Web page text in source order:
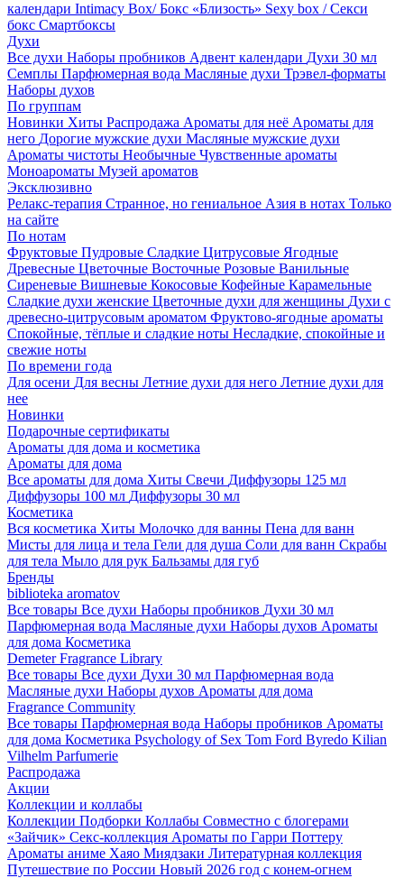
календари Intimacy Box/ Бокс «Близость» Sexy box / Секси
бокс Смартбоксы
Духи
Все духи Наборы пробников Адвент календари Духи 30 мл
Семплы Парфюмерная вода Масляные духи Трэвел-форматы
Наборы духов
По группам
Новинки Хиты Распродажа Ароматы для неё Ароматы для
него Дорогие мужские духи Масляные мужские духи
Ароматы чистоты Необычные Чувственные ароматы
Моноароматы Музей ароматов
Эксклюзивно
Релакс-терапия Странное, но гениальное Азия в нотах Только
на сайте
По нотам
Фруктовые Пудровые Сладкие Цитрусовые Ягодные
Древесные Цветочные Восточные Розовые Ванильные
Сиреневые Вишневые Кокосовые Кофейные Карамельные
Сладкие духи женские Цветочные духи для женщины Духи с
древесно-цитрусовым ароматом Фруктово-ягодные ароматы
Спокойные, тёплые и сладкие ноты Несладкие, спокойные и
свежие ноты
По времени года
Для осени Для весны Летние духи для него Летние духи для
нее
Новинки
Подарочные сертификаты
Ароматы для дома и косметика
Ароматы для дома
Все ароматы для дома Хиты Свечи Диффузоры 125 мл
Диффузоры 100 мл Диффузоры 30 мл
Косметика
Вся косметика Хиты Молочко для ванны Пена для ванн
Мисты для лица и тела Гели для душа Соли для ванн Скрабы
для тела Мыло для рук Бальзамы для губ
Бренды
biblioteka aromatov
Все товары Все духи Наборы пробников Духи 30 мл
Парфюмерная вода Масляные духи Наборы духов Ароматы
для дома Косметика
Demeter Fragrance Library
Все товары Все духи Духи 30 мл Парфюмерная вода
Масляные духи Наборы духов Ароматы для дома
Fragrance Community
Все товары Парфюмерная вода Наборы пробников Ароматы
для дома Косметика Psychology of Sex Tom Ford Byredo Kilian
Vilhelm Parfumerie
Распродажа
Акции
Коллекции и коллабы
Коллекции Подборки Коллабы Совместно с блогерами
«Зайчик» Секс-коллекция Ароматы по Гарри Поттеру
Ароматы аниме Хаяо Миядзаки Литературная коллекция
Путешествие по России Новый 2026 год с конем-огнем